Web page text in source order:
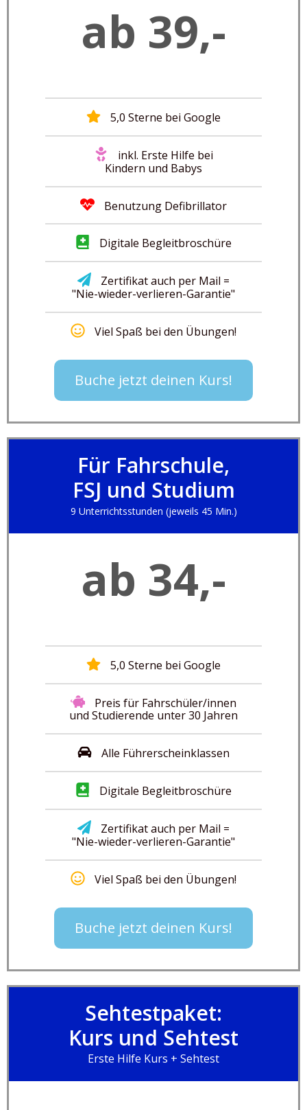
ab 39,-
5,0 Sterne bei Google
inkl. Erste Hilfe bei
Kindern und Babys
Benutzung Defibrillator
Digitale Begleitbroschüre
Zertifikat auch per Mail =
"Nie-wieder-verlieren-Garantie"
Viel Spaß bei den Übungen!
Buche jetzt deinen Kurs!
Für Fahrschule,
FSJ und Studium
9 Unterrichtsstunden (jeweils 45 Min.)
ab 34,-
5,0 Sterne bei Google
Preis für Fahrschüler/innen
und Studierende unter 30 Jahren
Alle Führerscheinklassen
Digitale Begleitbroschüre
Zertifikat auch per Mail =
"Nie-wieder-verlieren-Garantie"
Viel Spaß bei den Übungen!
Buche jetzt deinen Kurs!
Sehtestpaket:
Kurs und Sehtest
Erste Hilfe Kurs + Sehtest